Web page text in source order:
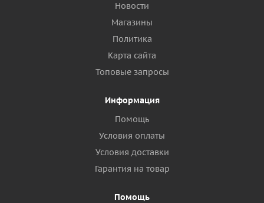
Новости
Магазины
Политика
Карта сайта
Топовые запросы
Информация
Помощь
Условия оплаты
Условия доставки
Гарантия на товар
Помощь